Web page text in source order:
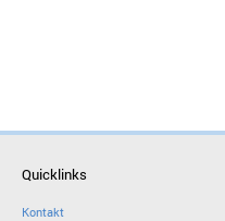
Quicklinks
Kontakt